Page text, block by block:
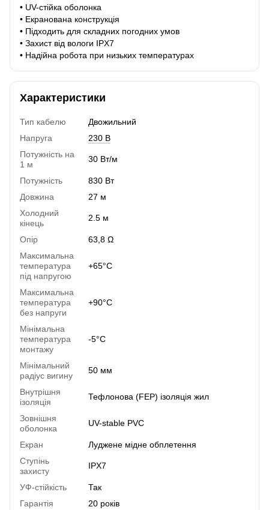
• UV-стійка оболонка
• Екранована конструкція
• Підходить для складних погодних умов
• Захист від вологи IPX7
• Надійна робота при низьких температурах
Характеристики
Тип кабелю
Двожильний
Напруга
230 В
Потужність на
1 м
30 Вт/м
Потужність
830 Вт
Довжина
27 м
Холодний
кінець
2.5 м
Опір
63,8 Ω
Максимальна
температура
під напругою
+65°C
Максимальна
температура
без напруги
+90°C
Мінімальна
температура
монтажу
-5°C
Мінімальний
радіус вигину
50 мм
Внутрішня
ізоляція
Тефлонова (FEP) ізоляція жил
Зовнішня
оболонка
UV-stable PVC
Екран
Луджене мідне обплетення
Ступінь
захисту
IPX7
УФ-стійкість
Так
Гарантія
20 років